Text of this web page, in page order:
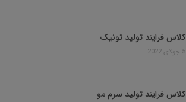
کلاس فرایند تولید تونیک
5 جولای 2022
کلاس فرایند تولید سرم مو